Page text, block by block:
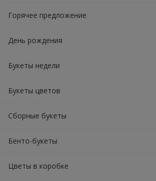
Горячее предложение
День рождения
Букеты недели
Букеты цветов
Сборные букеты
Бенто-букеты
Цветы в коробке